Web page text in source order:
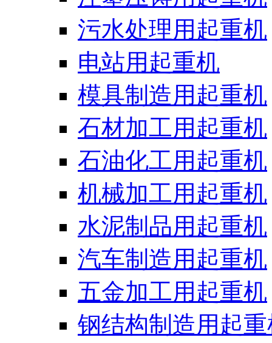
污水处理用起重机
电站用起重机
模具制造用起重机
石材加工用起重机
石油化工用起重机
机械加工用起重机
水泥制品用起重机
汽车制造用起重机
五金加工用起重机
钢结构制造用起